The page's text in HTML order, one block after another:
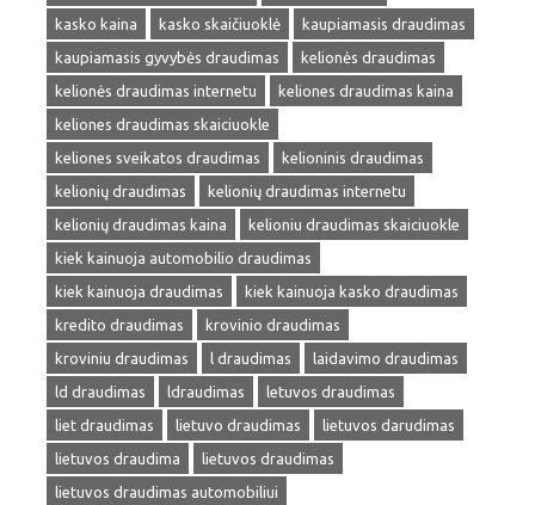
kasko kaina
kasko skaičiuoklė
kaupiamasis draudimas
kaupiamasis gyvybės draudimas
kelionės draudimas
kelionės draudimas internetu
keliones draudimas kaina
keliones draudimas skaiciuokle
keliones sveikatos draudimas
kelioninis draudimas
kelionių draudimas
kelionių draudimas internetu
kelionių draudimas kaina
kelioniu draudimas skaiciuokle
kiek kainuoja automobilio draudimas
kiek kainuoja draudimas
kiek kainuoja kasko draudimas
kredito draudimas
krovinio draudimas
kroviniu draudimas
l draudimas
laidavimo draudimas
ld draudimas
ldraudimas
letuvos draudimas
liet draudimas
lietuvo draudimas
lietuvos darudimas
lietuvos draudima
lietuvos draudimas
lietuvos draudimas automobiliui